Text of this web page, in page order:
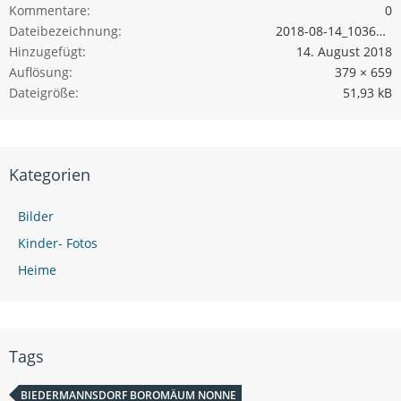
Kommentare
0
Dateibezeichnung
2018-08-14_103603 Borromäum Biedermansdorf.jpg
Hinzugefügt
14. August 2018
Auflösung
379 × 659
Dateigröße
51,93 kB
Kategorien
Bilder
Kinder- Fotos
Heime
Tags
BIEDERMANNSDORF BOROMÄUM NONNE